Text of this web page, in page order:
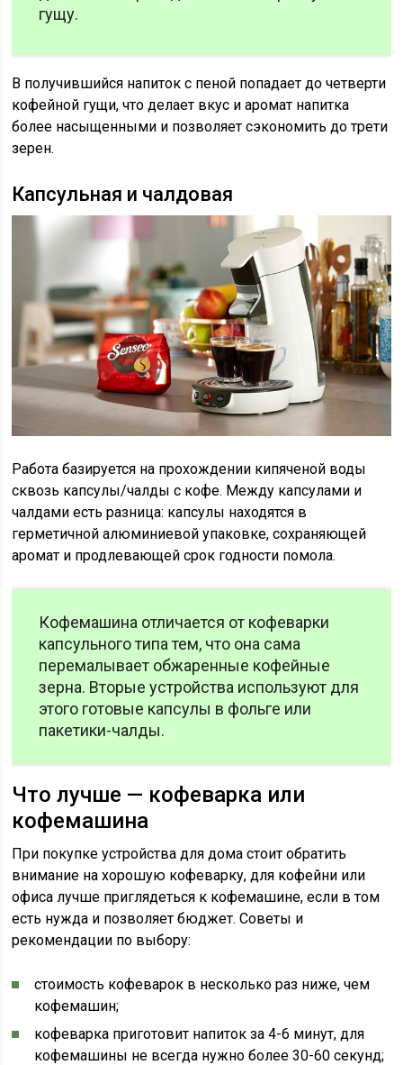
гущу.
В получившийся напиток с пеной попадает до четверти
кофейной гущи, что делает вкус и аромат напитка
более насыщенными и позволяет сэкономить до трети
зерен.
Капсульная и чалдовая
Работа базируется на прохождении кипяченой воды
сквозь капсулы/чалды с кофе. Между капсулами и
чалдами есть разница: капсулы находятся в
герметичной алюминиевой упаковке, сохраняющей
аромат и продлевающей срок годности помола.
Кофемашина отличается от кофеварки
капсульного типа тем, что она сама
перемалывает обжаренные кофейные
зерна. Вторые устройства используют для
этого готовые капсулы в фольге или
пакетики-чалды.
Что лучше — кофеварка или
кофемашина
При покупке устройства для дома стоит обратить
внимание на хорошую кофеварку, для кофейни или
офиса лучше приглядеться к кофемашине, если в том
есть нужда и позволяет бюджет. Советы и
рекомендации по выбору:
стоимость кофеварок в несколько раз ниже, чем
кофемашин;
кофеварка приготовит напиток за 4-6 минут, для
кофемашины не всегда нужно более 30-60 секунд;